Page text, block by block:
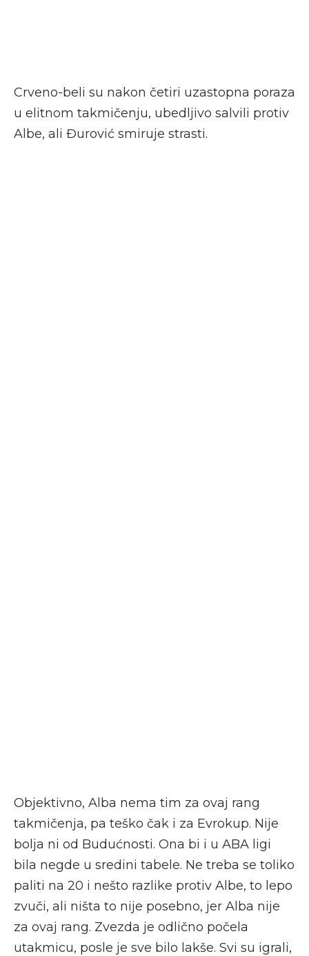
Crveno-beli su nakon četiri uzastopna poraza
u elitnom takmičenju, ubedljivo salvili protiv
Albe, ali Đurović smiruje strasti.
Objektivno, Alba nema tim za ovaj rang
takmičenja, pa teško čak i za Evrokup. Nije
bolja ni od Budućnosti. Ona bi i u ABA ligi
bila negde u sredini tabele. Ne treba se toliko
paliti na 20 i nešto razlike protiv Albe, to lepo
zvuči, ali ništa to nije posebno, jer Alba nije
za ovaj rang. Zvezda je odlično počela
utakmicu, posle je sve bilo lakše. Svi su igrali,